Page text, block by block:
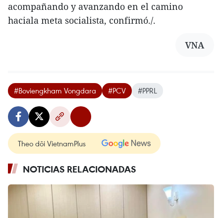
acompañando y avanzando en el camino
haciala meta socialista, confirmó./.
VNA
#Boviengkham Vongdara #PCV #PPRL
Theo dõi VietnamPlus
NOTICIAS RELACIONADAS